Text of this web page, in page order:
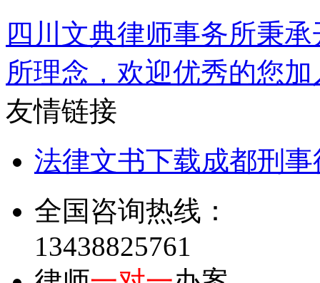
四川文典律师事务所秉
所理念，欢迎优秀的您
友情链接
法律文书下载成都刑
全国咨询热线：
13438825761